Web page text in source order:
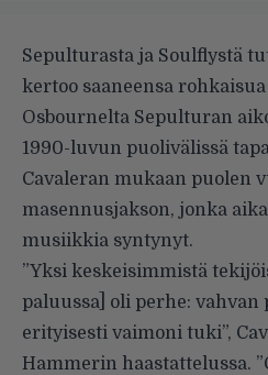
Sepulturasta ja Soulflystä
kertoo saaneensa
Osbournelta Sepulturan
1990-luvun puolivälissä
Cavaleran mukaan puolen
masennusjakson, jonka
musiikkia syntynyt.
”Yksi keskeisimmistä
paluussa] oli perhe: vahvan
erityisesti vaimoni tuki”,
Hammerin haastattelussa.